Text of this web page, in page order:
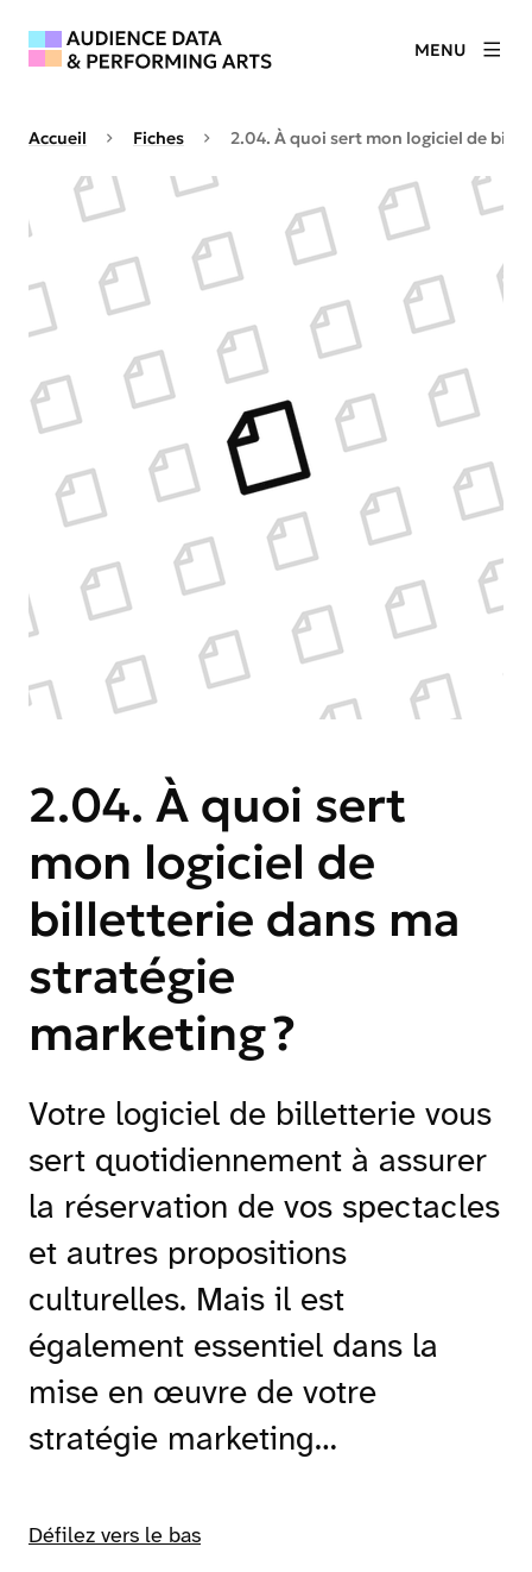
MENU
Accueil Fiches 2.04. À quoi sert mon logiciel de
2.04. À quoi sert
mon logiciel de
billetterie dans ma
stratégie
marketing ?
Votre logiciel de billetterie vous
sert quotidiennement à assurer
la réservation de vos spectacles
et autres propositions
culturelles. Mais il est
également essentiel dans la
mise en œuvre de votre
stratégie marketing…
Agrandir
Défilez vers le bas